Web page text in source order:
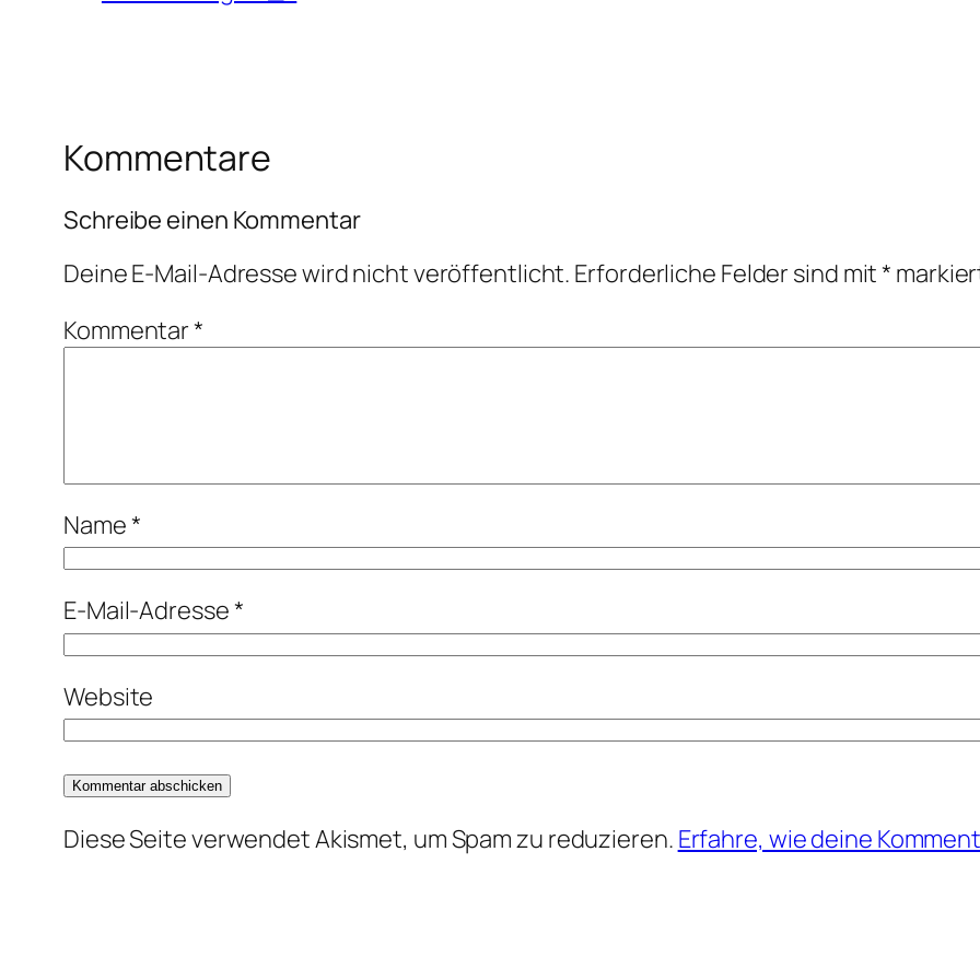
Kommentare
Schreibe einen Kommentar
Deine E-Mail-Adresse wird nicht veröffentlicht. Erforderliche Felder sind mit*
Kommentar*
Name*
E-Mail-Adresse*
Website
Diese Seite verwendet Akismet, um Spam zu reduzieren. Erfahre, wie deine